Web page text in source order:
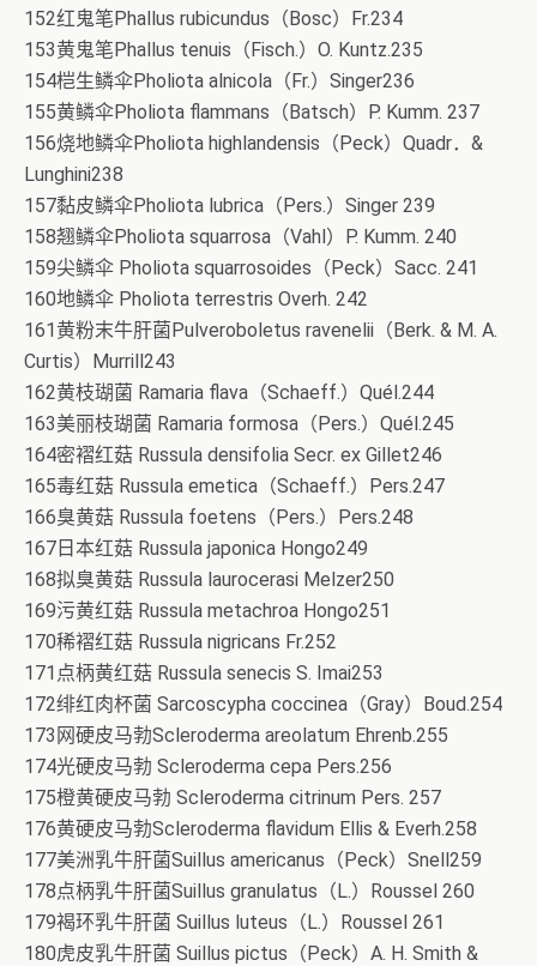
152红鬼笔Phallus rubicundus（Bosc）Fr.234
153黄鬼笔Phallus tenuis（Fisch.）O. Kuntz.235
154桤生鳞伞Pholiota alnicola（Fr.）Singer236
155黄鳞伞Pholiota flammans（Batsch）P. Kumm. 237
156烧地鳞伞Pholiota highlandensis（Peck）Quadr．&
Lunghini238
157黏皮鳞伞Pholiota lubrica（Pers.）Singer 239
158翘鳞伞Pholiota squarrosa（Vahl）P. Kumm. 240
159尖鳞伞 Pholiota squarrosoides（Peck）Sacc. 241
160地鳞伞 Pholiota terrestris Overh. 242
161黄粉末牛肝菌Pulveroboletus ravenelii（Berk. & M. A.
Curtis）Murrill243
162黄枝瑚菌 Ramaria flava（Schaeff.）Quél.244
163美丽枝瑚菌 Ramaria formosa（Pers.）Quél.245
164密褶红菇 Russula densifolia Secr. ex Gillet246
165毒红菇 Russula emetica（Schaeff.）Pers.247
166臭黄菇 Russula foetens（Pers.）Pers.248
167日本红菇 Russula japonica Hongo249
168拟臭黄菇 Russula laurocerasi Melzer250
169污黄红菇 Russula metachroa Hongo251
170稀褶红菇 Russula nigricans Fr.252
171点柄黄红菇 Russula senecis S. Imai253
172绯红肉杯菌 Sarcoscypha coccinea（Gray）Boud.254
173网硬皮马勃Scleroderma areolatum Ehrenb.255
174光硬皮马勃 Scleroderma cepa Pers.256
175橙黄硬皮马勃 Scleroderma citrinum Pers. 257
176黄硬皮马勃Scleroderma flavidum Ellis & Everh.258
177美洲乳牛肝菌Suillus americanus（Peck）Snell259
178点柄乳牛肝菌Suillus granulatus（L.）Roussel 260
179褐环乳牛肝菌 Suillus luteus（L.）Roussel 261
180虎皮乳牛肝菌 Suillus pictus（Peck）A. H. Smith &